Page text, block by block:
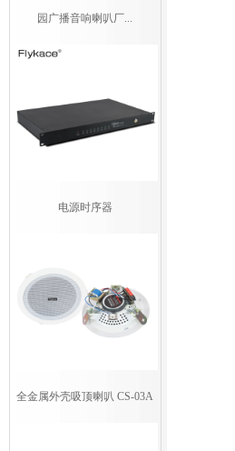
园广播音响喇叭厂...
电源时序器
全金属外壳吸顶喇叭 CS-03A